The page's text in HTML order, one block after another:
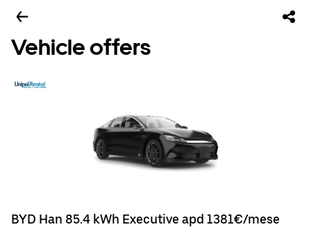
Vehicle offers
BYD Han 85.4 kWh Executive apd 1381€/mese